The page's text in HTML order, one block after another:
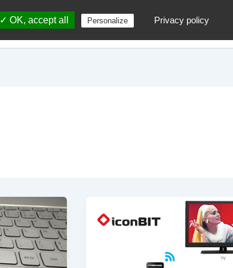
A propos du blog Contactez moi ! Archives
✓ OK, accept all Personalize Privacy policy